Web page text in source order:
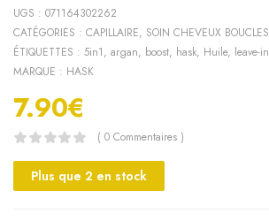
UGS : 071164302262
CATÉGORIES : CAPILLAIRE, SOIN CHEVEUX BOUCLES
ÉTIQUETTES : 5in1, argan, boost, hask, Huile, leave-in
MARQUE : HASK
7.90€
( 0 Commentaires )
Plus que 2 en stock